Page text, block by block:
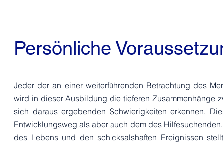
Persönliche
Jeder der an einer weiterführenden Betrachtung des
wird in dieser Ausbildung die tieferen Zusammenhänge
sich daraus ergebenden Schwierigkeiten erkennen.
Entwicklungsweg als aber auch dem des
des Lebens und den schicksalshaften Ereignissen